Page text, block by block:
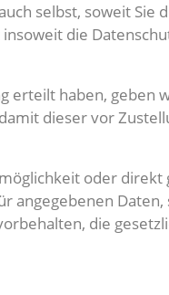
selbst, soweit Sie
die
haben, geben
dieser vor
oder
die